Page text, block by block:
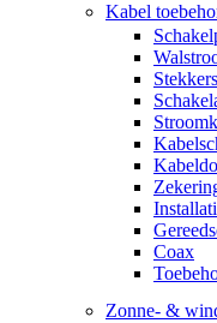
Kabel
Coax
Zonne- &